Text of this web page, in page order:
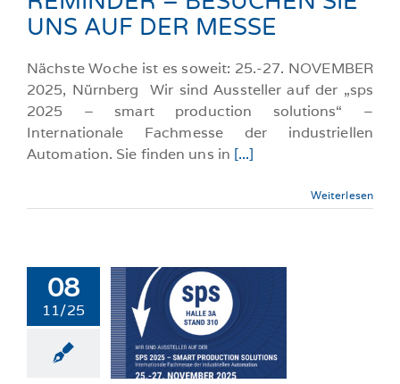
UNS AUF DER MESSE
Nächste Woche ist es soweit: 25.-27. NOVEMBER
2025, Nürnberg Wir sind Aussteller auf der „sps
2025 – smart production solutions“ –
Internationale Fachmesse der industriellen
Automation. Sie finden uns in [...]
Weiterlesen
08
11/25
SIE